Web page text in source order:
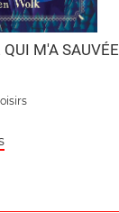
M'A SAUVÉE